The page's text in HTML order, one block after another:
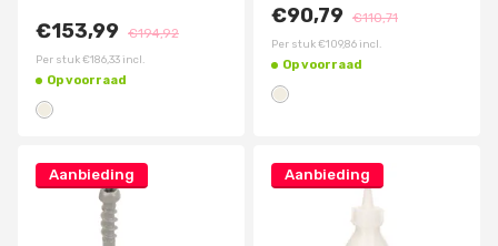
€153,99 €194,92
Per stuk€186,33 incl.
Op voorraad
€90,79 €110,71
Per stuk€109,86 incl.
Op voorraad
Aanbieding Aanbieding